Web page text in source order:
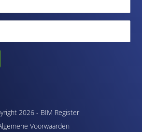
2026 - BIM Register
Voorwaarden